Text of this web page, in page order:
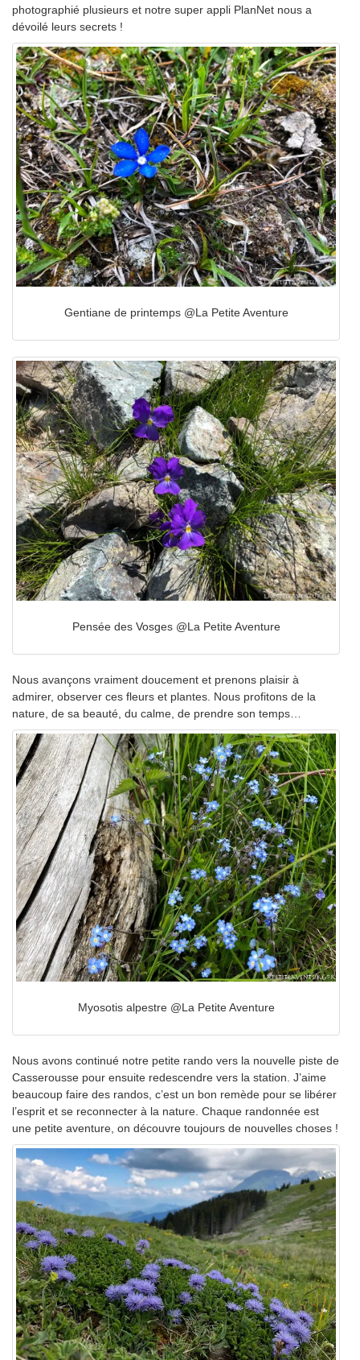
photographié plusieurs et notre super appli PlanNet nous a
dévoilé leurs secrets !
Gentiane de printemps @La Petite Aventure
Pensée des Vosges @La Petite Aventure
Nous avançons vraiment doucement et prenons plaisir à
admirer, observer ces fleurs et plantes. Nous profitons de la
nature, de sa beauté, du calme, de prendre son temps…
Myosotis alpestre @La Petite Aventure
Nous avons continué notre petite rando vers la nouvelle piste de
Casserousse pour ensuite redescendre vers la station. J’aime
beaucoup faire des randos, c’est un bon remède pour se libérer
l’esprit et se reconnecter à la nature. Chaque randonnée est
une petite aventure, on découvre toujours de nouvelles choses !